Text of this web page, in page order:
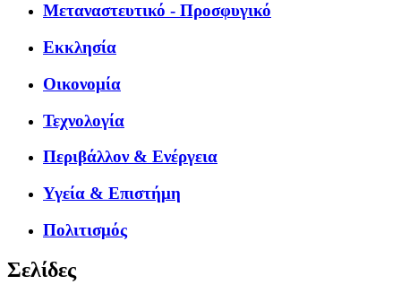
Μεταναστευτικό - Προσφυγικό
Εκκλησία
Οικονομία
Τεχνολογία
Περιβάλλον & Ενέργεια
Υγεία & Επιστήμη
Πολιτισμός
Σελίδες